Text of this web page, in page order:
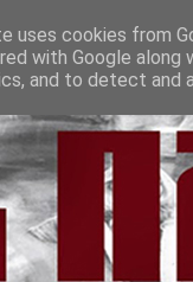
uses cookies from
with Google
and to detect and